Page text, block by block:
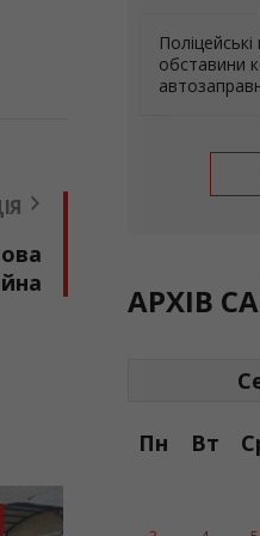
ГРОМАД
обставини
АРХІВ
Пн Вт